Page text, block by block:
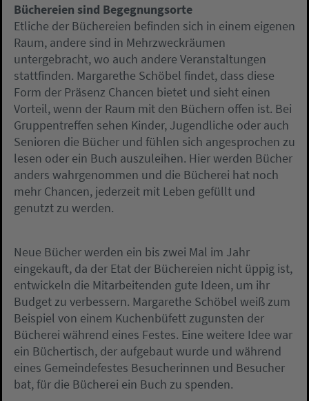
Büchereien sind Begegnungsorte
Etliche der Büchereien befinden sich in einem eigenen
Raum, andere sind in Mehrzweckräumen
untergebracht, wo auch andere Veranstaltungen
stattfinden. Margarethe Schöbel findet, dass diese
Form der Präsenz Chancen bietet und sieht einen
Vorteil, wenn der Raum mit den Büchern offen ist. Bei
Gruppentreffen sehen Kinder, Jugendliche oder auch
Senioren die Bücher und fühlen sich angesprochen zu
lesen oder ein Buch auszuleihen. Hier werden Bücher
anders wahrgenommen und die Bücherei hat noch
mehr Chancen, jederzeit mit Leben gefüllt und
genutzt zu werden.
Neue Bücher werden ein bis zwei Mal im Jahr
eingekauft, da der Etat der Büchereien nicht üppig ist,
entwickeln die Mitarbeitenden gute Ideen, um ihr
Budget zu verbessern. Margarethe Schöbel weiß zum
Beispiel von einem Kuchenbüfett zugunsten der
Bücherei während eines Festes. Eine weitere Idee war
ein Büchertisch, der aufgebaut wurde und während
eines Gemeindefestes Besucherinnen und Besucher
bat, für die Bücherei ein Buch zu spenden.